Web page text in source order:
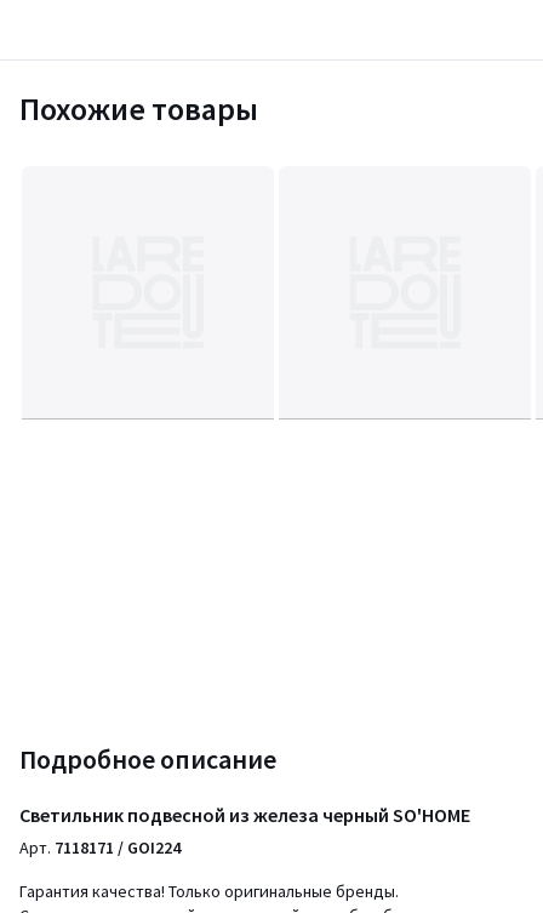
Похожие товары
Подробное описание
Светильник подвесной из железа черный SO'HOME
Арт. 7118171 / GOI224
Гарантия качества! Только оригинальные бренды.